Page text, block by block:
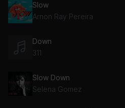
Slow
Arnon Ray Pereira
Down
311
Slow Down
Selena Gomez